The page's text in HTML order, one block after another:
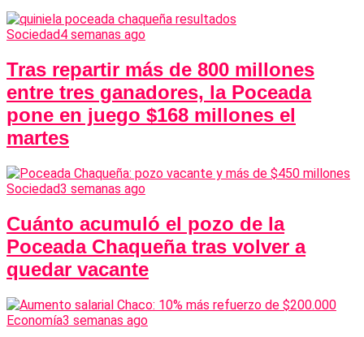
Sociedad4 semanas ago
Tras repartir más de 800 millones
entre tres ganadores, la Poceada
pone en juego $168 millones el
martes
Sociedad3 semanas ago
Cuánto acumuló el pozo de la
Poceada Chaqueña tras volver a
quedar vacante
Economía3 semanas ago